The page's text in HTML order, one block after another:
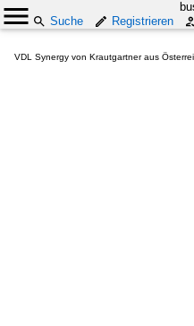
Suche
Registrieren
VDL Synergy von Krautgartner aus